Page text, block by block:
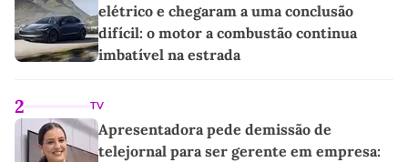
elétrico e chegaram a uma conclusão
difícil: o motor a combustão continua
imbatível na estrada
2 TV
Apresentadora pede demissão de
telejornal para ser gerente em empresa: